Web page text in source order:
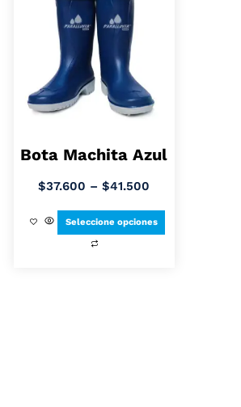
Bota Machita Azul
$37.600 – $41.500
Seleccione opciones